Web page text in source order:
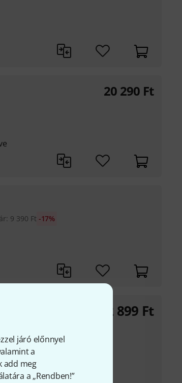
járó előnnyel
a
add meg
a „Rendben!”
20 290 Ft
: 9 390 Ft -17%
a
2 899 Ft